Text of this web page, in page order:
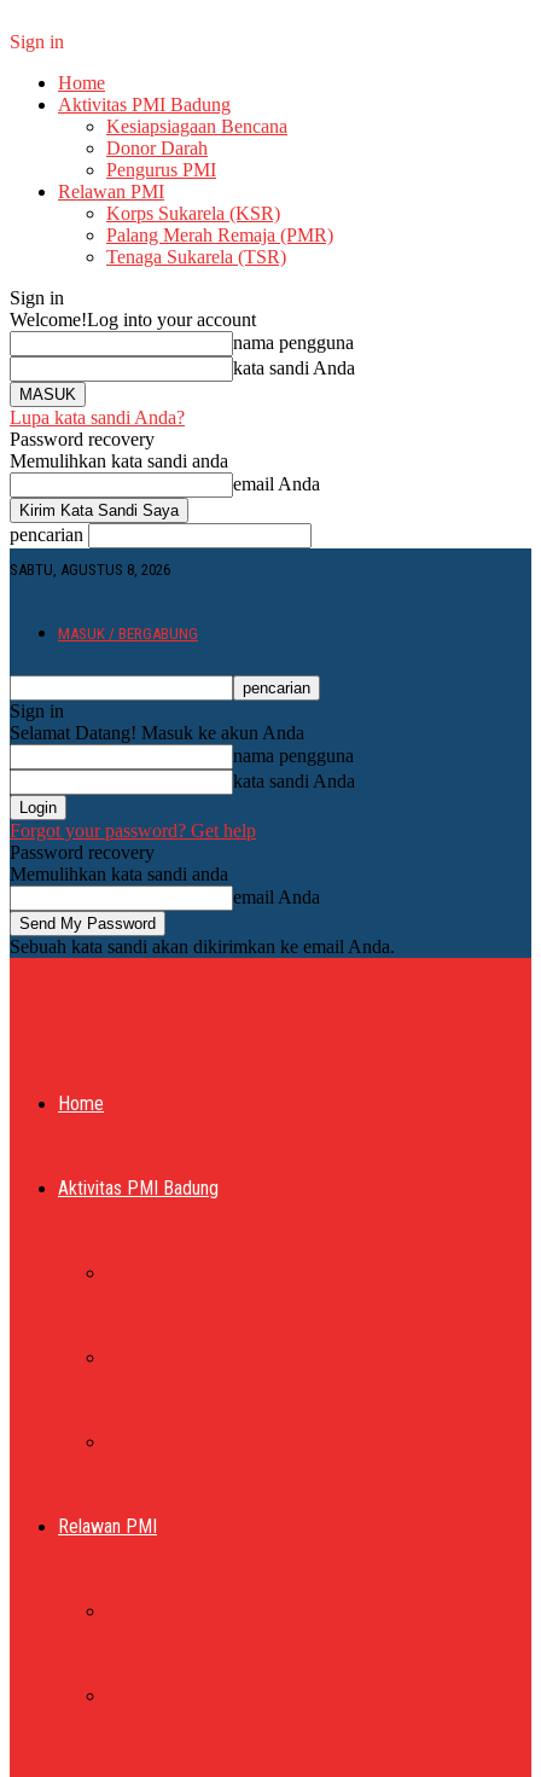
Sign in
Home
Aktivitas PMI Badung
Kesiapsiagaan Bencana
Donor Darah
Pengurus PMI
Relawan PMI
Korps Sukarela (KSR)
Palang Merah Remaja (PMR)
Tenaga Sukarela (TSR)
Sign in
Welcome!Log into your account
nama pengguna
kata sandi Anda
Lupa kata sandi Anda?
Password recovery
Memulihkan kata sandi anda
email Anda
pencarian
SABTU, AGUSTUS 8, 2026
MASUK / BERGABUNG
Sign in
Selamat Datang! Masuk ke akun Anda
nama pengguna
kata sandi Anda
Forgot your password? Get help
Password recovery
Memulihkan kata sandi anda
email Anda
Sebuah kata sandi akan dikirimkan ke email Anda.
PMI BADUNG
Home
Aktivitas PMI Badung
Relawan PMI